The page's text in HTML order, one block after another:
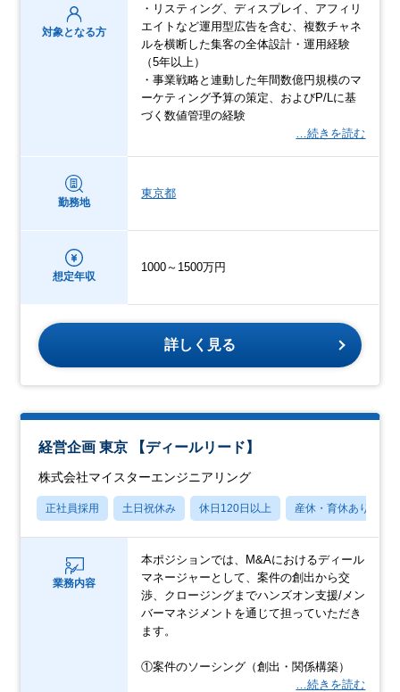
対象となる方
・リスティング、ディスプレイ、アフィリ
エイトなど運用型広告を含む、複数チャネ
ルを横断した集客の全体設計・運用経験
（5年以上）
・事業戦略と連動した年間数億円規模のマ
ーケティング予算の策定、およびP/Lに基
づく数値管理の経験
…続きを読む
勤務地
東京都
想定年収
1000～1500万円
詳しく見る
経営企画 東京 【ディールリード】
株式会社マイスターエンジニアリング
正社員採用 土日祝休み 休日120日以上 産休・育休あり
業務内容
本ポジションでは、M&Aにおけるディール
マネージャーとして、案件の創出から交
渉、クロージングまでハンズオン支援/メン
バーマネジメントを通じて担っていただき
ます。
①案件のソーシング（創出・関係構築）
…続きを読む